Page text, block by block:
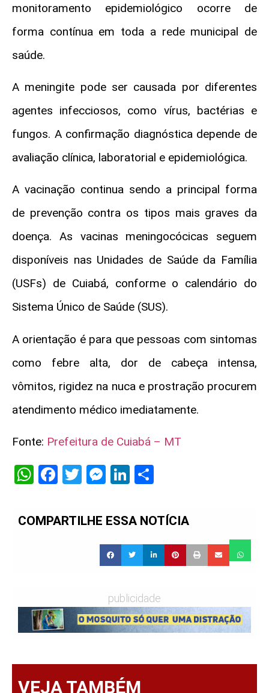
monitoramento epidemiológico ocorre de
forma contínua em toda a rede municipal de
saúde.
A meningite pode ser causada por diferentes
agentes infecciosos, como vírus, bactérias e
fungos. A confirmação diagnóstica depende de
avaliação clínica, laboratorial e epidemiológica.
A vacinação continua sendo a principal forma
de prevenção contra os tipos mais graves da
doença. As vacinas meningocócicas seguem
disponíveis nas Unidades de Saúde da Família
(USFs) de Cuiabá, conforme o calendário do
Sistema Único de Saúde (SUS).
A orientação é para que pessoas com sintomas
como febre alta, dor de cabeça intensa,
vômitos, rigidez na nuca e prostração procurem
atendimento médico imediatamente.
Fonte: Prefeitura de Cuiabá – MT
WhatsApp
Facebook
Twitter
Messenger
LinkedIn
COMPARTILHE ESSA NOTÍCIA
publicidade
VEJA TAMBÉM